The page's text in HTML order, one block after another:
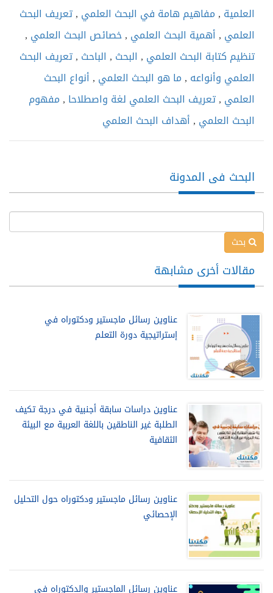
العلمية ,مفاهيم هامة في البحث العلمي ,تعريف البحث
العلمي ,أهمية البحث العلمي ,خصائص البحث العلمي ,
تنظيم كتابة البحث العلمي , البحث , الباحث ,تعريف البحث
العلمي وأنواعه ,ما هو البحث العلمي ,أنواع البحث
العلمي ,تعريف البحث العلمي لغة واصطلاحا ,مفهوم
البحث العلمي ,أهداف البحث العلمي
البحث فى المدونة
بحث
مقالات أخرى مشابهة
عناوين رسائل ماجستير ودكتوراه في
إستراتيجية دورة التعلم
عناوين دراسات سابقة أجنبية في درجة تكيف
الطلبة غير الناطقين باللغة العربية مع البيئة
الثقافية
عناوين رسائل ماجستير ودكتوراه حول التحليل
الإحصائي
عناوين رسائل الماجستير والدكتوراه في